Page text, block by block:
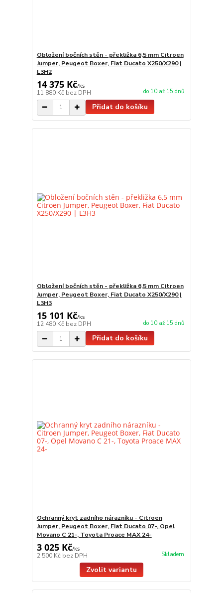
Obložení bočních stěn - překližka 6,5 mm Citroen
Jumper, Peugeot Boxer, Fiat Ducato X250/X290 |
L3H2
14 375 Kč/ks
11 880 Kč bez DPH do 10 až 15 dnů
Přidat do košíku
Obložení bočních stěn - překližka 6,5 mm Citroen
Jumper, Peugeot Boxer, Fiat Ducato X250/X290 |
L3H3
15 101 Kč/ks
12 480 Kč bez DPH do 10 až 15 dnů
Přidat do košíku
Ochranný kryt zadního nárazníku - Citroen
Jumper, Peugeot Boxer, Fiat Ducato 07-, Opel
Movano C 21-, Toyota Proace MAX 24-
3 025 Kč/ks
2 500 Kč bez DPH Skladem
Zvolit variantu